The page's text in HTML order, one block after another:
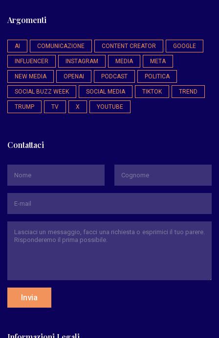
Argomenti
AI COMUNICAZIONE CONTENT CREATOR GOOGLE
INFLUENCER INSTAGRAM MEDIA META
NEW MEDIA OPENAI PODCAST POLITICA
SOCIAL BUZZ WEEK SOCIAL MEDIA TIKTOK TREND
TRUMP TV X YOUTUBE
Contattaci
Invia